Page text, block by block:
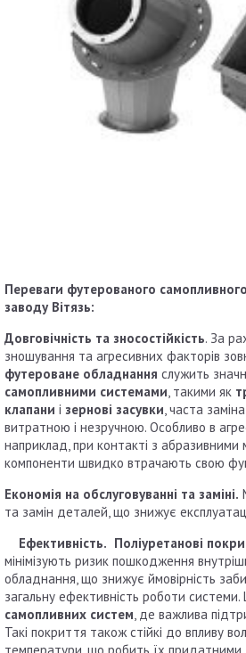
Переваги футерованого
заводу Вітязь:
Довговічність та зносостійкість. За
зношування та агресивних факторів
футероване обладнання служить
самопливними системами, такими як
клапани і зернові засувки, часта
витратною і незручною. Особливо в
наприклад, при контакті з абразивними
компоненти швидко втрачають свою
Економія на обслуговуванні та заміні.
та замін деталей, що знижує
Ефективність. Поліуретанові
мінімізують ризик пошкодження
обладнання, що знижує ймовірність
загальну ефективність роботи
самопливних систем, де важлива
Такі покриття також стійкі до впливу